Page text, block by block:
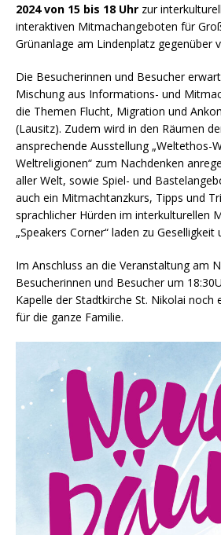
2024 von 15 bis 18 Uhr zur
interaktiven Mitmachangeboten für
Grünanlage am Lindenplatz gegenüber
Die Besucherinnen und Besucher
Mischung aus Informations- und
die Themen Flucht, Migration und
(Lausitz). Zudem wird in den Räumen
ansprechende Ausstellung „Weltethos-
Weltreligionen“ zum Nachdenken
aller Welt, sowie Spiel- und
auch ein Mitmachtanzkurs, Tipps und
sprachlicher Hürden im interkulturellen
„Speakers Corner“ laden zu Geselligkeit
Im Anschluss an die Veranstaltung am
Besucherinnen und Besucher um
Kapelle der Stadtkirche St. Nikolai noch
für die ganze Familie.